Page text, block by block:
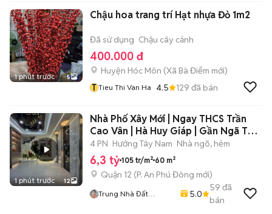
Thuê Quận 11 Tân Bình Tân
1 phút trước 5
Chậu hoa trang trí Hạt nhựa Đỏ 1m2
Đã sử dụng Chậu cây cảnh
400.000 đ
Huyện Hóc Môn (Xã Bà Điểm mới)
T Tieu Thi Van Ha 4.5 129 đã bán
1 phút trước 12
Nhà Phố Xây Mới | Ngay THCS Trần
Cao Vân | Hà Huy Giáp | Gần Ngã Tư
Ga
4 PN Hướng Tây Nam Nhà ngõ, hẻm
6,3 tỷ 105 tr/m² 60 m²
Quận 12 (P. An Phú Đông mới)
Trung Nhà Đất
5.0
59 đã
bán